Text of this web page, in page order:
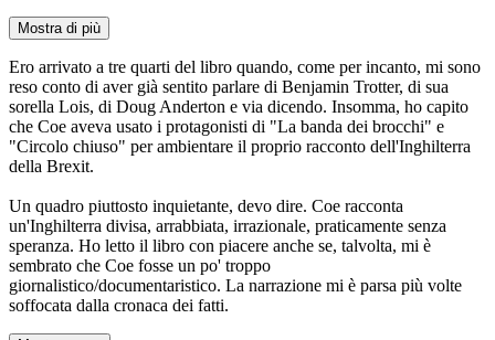
Mostra di più
Ero arrivato a tre quarti del libro quando, come per incanto, mi sono
reso conto di aver già sentito parlare di Benjamin Trotter, di sua
sorella Lois, di Doug Anderton e via dicendo. Insomma, ho capito
che Coe aveva usato i protagonisti di "La banda dei brocchi" e
"Circolo chiuso" per ambientare il proprio racconto dell'Inghilterra
della Brexit.
Un quadro piuttosto inquietante, devo dire. Coe racconta
un'Inghilterra divisa, arrabbiata, irrazionale, praticamente senza
speranza. Ho letto il libro con piacere anche se, talvolta, mi è
sembrato che Coe fosse un po' troppo
giornalistico/documentaristico. La narrazione mi è parsa più volte
soffocata dalla cronaca dei fatti.